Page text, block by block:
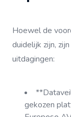
Hoewel de
duidelijk zijn,
uitdagingen:
gekozen